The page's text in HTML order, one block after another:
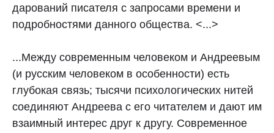
дарований писателя с запросами времени и
подробностями данного общества. <...>
...Между современным человеком и Андреевым
(и русским человеком в особенности) есть
глубокая связь; тысячи психологических нитей
соединяют Андреева с его читателем и дают им
взаимный интерес друг к другу. Современное